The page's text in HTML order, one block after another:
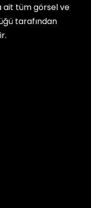
ait tüm görsel ve
tarafından